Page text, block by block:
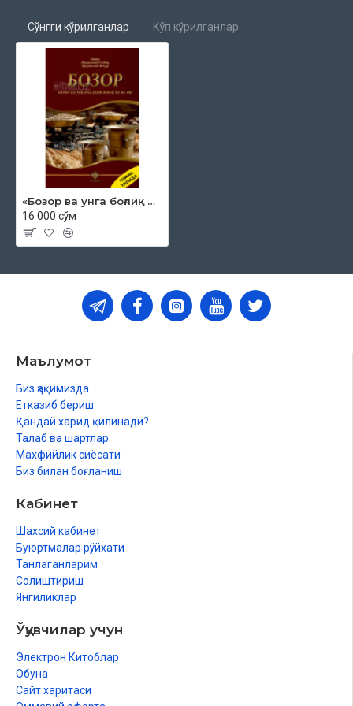
Қасами дурӯғ хӯрдан
аз гуноҳони бузург аст
Ростгӯӣ дар савдо – шарафи
ҳар ду дунё аст.
Дар савдо фиребгарӣ ҳаром аст
Эҳтикор (монополия) ҳаром аст
Рибо ҳаром аст
Пеши роҳи савдоро гирифтан ҳаром аст
савдо кардан ҳаром аст
Савдои чизҳои ҳаром ҳаром аст
Савдогар бояд шахси бомаданият бошад
Савдогар дилвасеъ мешавад
Нархро аз ҳад зиёд боло набаровардан
Закотро дар вақташ адо кардан
Ба харидори золим ёрдам надодан
Бо харидор муомилаи зебо кардан
Кор нафармудани пулҳои қалбакӣ
Ба харидори дудилашуда ёрӣ расонидан
Тиҷорати шабакавӣ (сетевой маркетинг)
Сўнгги кўрилганлар Кўп кўрилганлар
«Бозор ва унга боғлиқ масалалар» (тожик тилида)
16 000 сўм
Маълумот
Биз ҳақимизда
Етказиб бериш
Қандай харид қилинади?
Талаб ва шартлар
Махфийлик сиёсати
Биз билан боғланиш
Кабинет
Шахсий кабинет
Буюртмалар рўйхати
Танлаганларим
Солиштириш
Янгиликлар
Ўқувчилар учун
Электрон Китоблар
Обуна
Сайт харитаси